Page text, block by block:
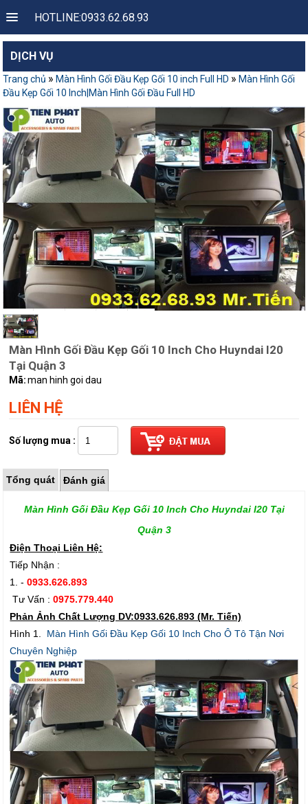
HOTLINE:0933.62.68.93
DỊCH VỤ
Trang chủ » Màn Hình Gối Đầu Kẹp Gối 10 inch Full HD » Màn Hình Gối
Đầu Kẹp Gối 10 Inch|Màn Hình Gối Đầu Full HD
Màn Hình Gối Đầu Kẹp Gối 10 Inch Cho Huyndai I20
Tại Quận 3
Mã: man hinh goi dau
LIÊN HỆ
Số lượng mua :
Tổng quát Đánh giá
Màn Hình Gối Đầu Kẹp Gối 10 Inch Cho Huyndai I20 Tại
Quận 3
Điện Thoại Liên Hệ:
Tiếp Nhận :
1. -0933.626.893
Tư Vấn :0975.779.440
Phản Ảnh Chất Lượng DV:0933.626.893 (Mr. Tiến)
Hình 1. Màn Hình Gối Đầu Kẹp Gối 10 Inch Cho Ô Tô Tận Nơi
Chuyên Nghiệp